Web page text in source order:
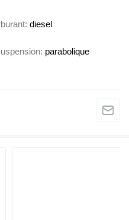
diesel
parabolique